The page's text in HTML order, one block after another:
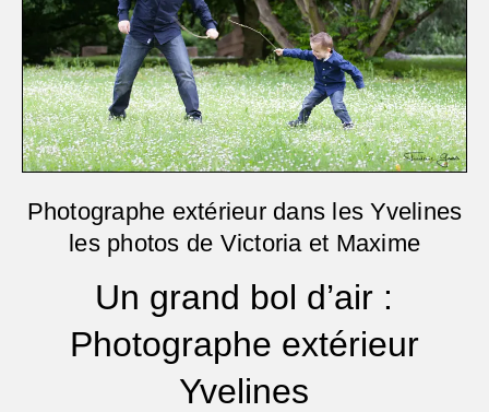
Photographe extérieur dans les Yvelines
les photos de Victoria et Maxime
Un grand bol d’air :
Photographe extérieur
Yvelines